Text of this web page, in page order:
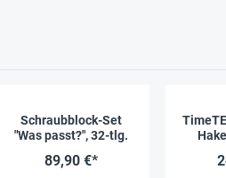
Schraubblock-Set
"Was passt?", 32-tlg.
89,90 €*